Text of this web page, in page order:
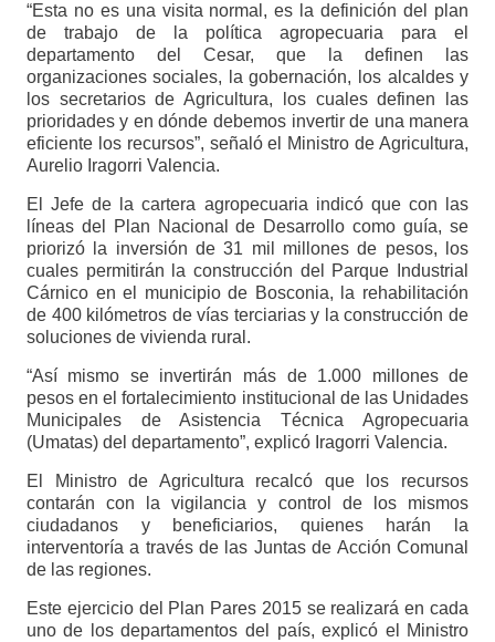
“Esta no es una visita normal, es la definición del plan
de trabajo de la política agropecuaria para el
departamento del Cesar, que la definen las
organizaciones sociales, la gobernación, los alcaldes y
los secretarios de Agricultura, los cuales definen las
prioridades y en dónde debemos invertir de una manera
eficiente los recursos”, señaló el Ministro de Agricultura,
Aurelio Iragorri Valencia.
El Jefe de la cartera agropecuaria indicó que con las
líneas del Plan Nacional de Desarrollo como guía, se
priorizó la inversión de 31 mil millones de pesos, los
cuales permitirán la construcción del Parque Industrial
Cárnico en el municipio de Bosconia, la rehabilitación
de 400 kilómetros de vías terciarias y la construcción de
soluciones de vivienda rural.
“Así mismo se invertirán más de 1.000 millones de
pesos en el fortalecimiento institucional de las Unidades
Municipales de Asistencia Técnica Agropecuaria
(Umatas) del departamento”, explicó Iragorri Valencia.
El Ministro de Agricultura recalcó que los recursos
contarán con la vigilancia y control de los mismos
ciudadanos y beneficiarios, quienes harán la
interventoría a través de las Juntas de Acción Comunal
de las regiones.
Este ejercicio del Plan Pares 2015 se realizará en cada
uno de los departamentos del país, explicó el Ministro